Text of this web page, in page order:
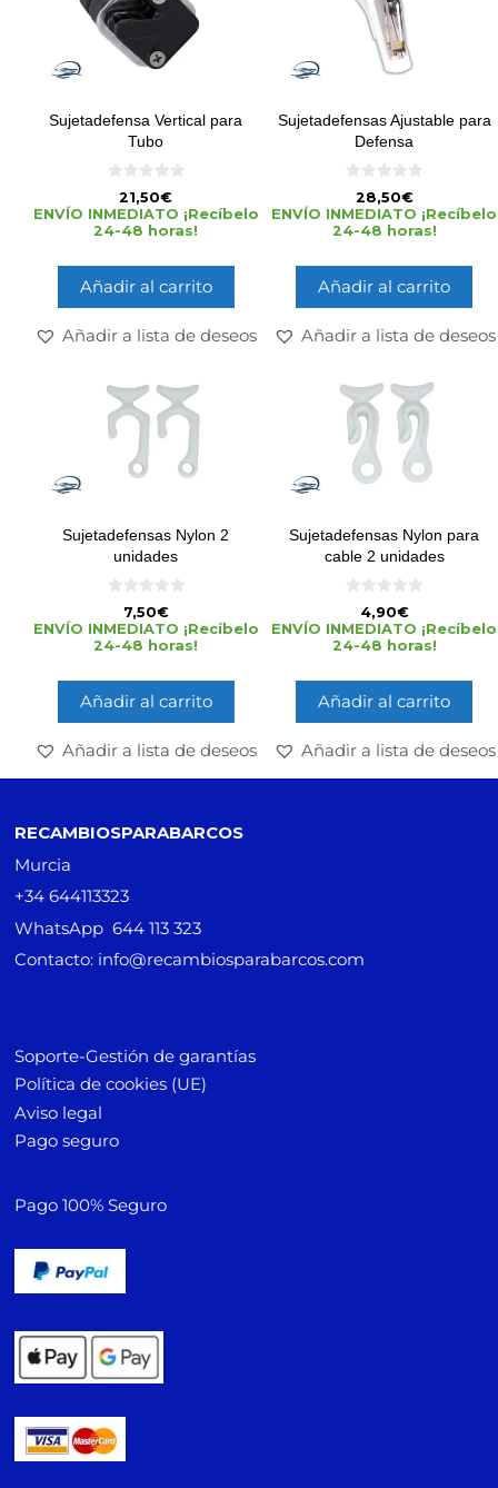
Sujetadefensa Vertical para
Tubo
e
5
21,50€
ENVÍO INMEDIATO ¡Recíbelo
24-48 horas!
Añadir al carrito
Añadir a lista de deseos
Sujetadefensas Ajustable para
Defensa
e
5
28,50€
ENVÍO INMEDIATO ¡Recíbelo
24-48 horas!
Añadir al carrito
Añadir a lista de deseos
Sujetadefensas Nylon 2
unidades
e
5
7,50€
ENVÍO INMEDIATO ¡Recíbelo
24-48 horas!
Añadir al carrito
Añadir a lista de deseos
Sujetadefensas Nylon para
cable 2 unidades
e
5
4,90€
ENVÍO INMEDIATO ¡Recíbelo
24-48 horas!
Añadir al carrito
Añadir a lista de deseos
RECAMBIOSPARABARCOS
Murcia
+34 644113323
WhatsApp 644 113 323
Contacto: info@recambiosparabarcos.com
Soporte-Gestión de garantías
Política de cookies (UE)
Aviso legal
Pago seguro
Pago 100% Seguro